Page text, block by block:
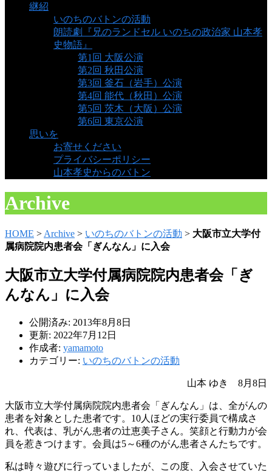
継紹
いのちのバトンの活動
朗読劇『兄のランドセル いのちの政治家 山本孝
史物語』
第1回 大阪公演
第2回 秋田公演
第3回 釜石（岩手）公演
第4回 能代（秋田）公演
第5回 茨木（大阪）公演
第6回 東京公演
思いを
お寄せください
プライバシーポリシー
山本孝史からのバトン
Archive
HOME > Archive > いのちのバトンの活動 > 大阪市立大学付
属病院院内患者会「ぎんなん」に入会
大阪市立大学付属病院院内患者会「ぎ
んなん」に入会
公開済み: 2013年8月8日
更新: 2022年7月12日
作成者: yamamoto
カテゴリー: いのちのバトンの活動
山本 ゆき 8月8日
大阪市立大学付属病院院内患者会「ぎんなん」は、全がんの
患者を対象とした患者です。10人ほどの実行委員で構成さ
れ、代表は、乳がん患者の辻恵美子さん。笑顔と行動力が会
員を惹きつけます。会員は5～6種のがん患者さんたちです。
私は時々遊びに行っていましたが、この度、入会させていた